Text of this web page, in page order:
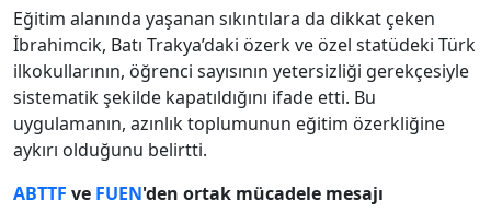
Eğitim alanında yaşanan sıkıntılara da dikkat çeken
İbrahimcik, Batı Trakya’daki özerk ve özel statüdeki Türk
ilkokullarının, öğrenci sayısının yetersizliği gerekçesiyle
sistematik şekilde kapatıldığını ifade etti. Bu
uygulamanın, azınlık toplumunun eğitim özerkliğine
aykırı olduğunu belirtti.
ABTTF ve FUEN'den ortak mücadele mesajı